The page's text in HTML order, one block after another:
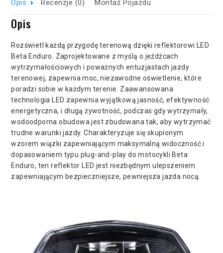
Opis Recenzje (0) Montaż Pojazdu
Opis
Rozświetl każdą przygodę terenową dzięki reflektorowi LED
Beta Enduro. Zaprojektowane z myślą o jeźdźcach
wytrzymałościowych i poważnych entuzjastach jazdy
terenowej, zapewnia moc, niezawodne oświetlenie, które
poradzi sobie w każdym terenie. Zaawansowana
technologia LED zapewnia wyjątkową jasność, efektywność
energetyczna, i długą żywotność, podczas gdy wytrzymały,
wodoodporna obudowa jest zbudowana tak, aby wytrzymać
trudne warunki jazdy. Charakteryzuje się skupionym
wzorem wiązki zapewniającym maksymalną widoczność i
dopasowaniem typu plug-and-play do motocykli Beta
Enduro, ten reflektor LED jest niezbędnym ulepszeniem
zapewniającym bezpieczniejsze, pewniejsza jazda nocą.